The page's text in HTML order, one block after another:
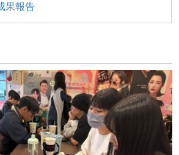
果報告